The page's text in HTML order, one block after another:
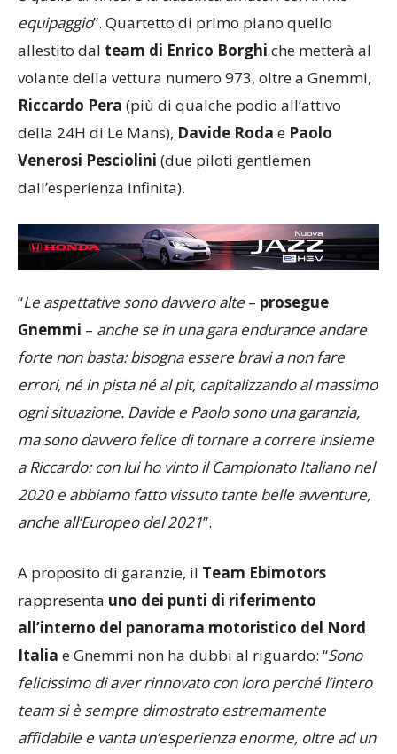
è quello di vincere la classifica amatori con il mio
”. Quartetto di primo piano quello
volante della vettura numero 973, oltre a Gnemmi,
(più di qualche podio all’attivo
della 24H di Le Mans),
Venerosi Pesciolini
“Le aspettative sono davvero alte–prosegue
Gnemmi–anche se in una gara endurance andare
forte non basta: bisogna essere bravi a non fare
errori, né in pista né al pit, capitalizzando al massimo
ogni situazione. Davide e Paolo sono una garanzia,
ma sono davvero felice di tornare a correre insieme
a Riccardo: con lui ho vinto il Campionato Italiano nel
2020 e abbiamo fatto vissuto tante belle avventure,
A proposito di garanzie, ilTeam Ebimotors
rappresentauno dei punti di riferimento
all’interno del panorama motoristico del Nord
Italiae Gnemmi non ha dubbi al riguardo: “Sono
felicissimo di aver rinnovato con loro perché l’intero
team si è sempre dimostrato estremamente